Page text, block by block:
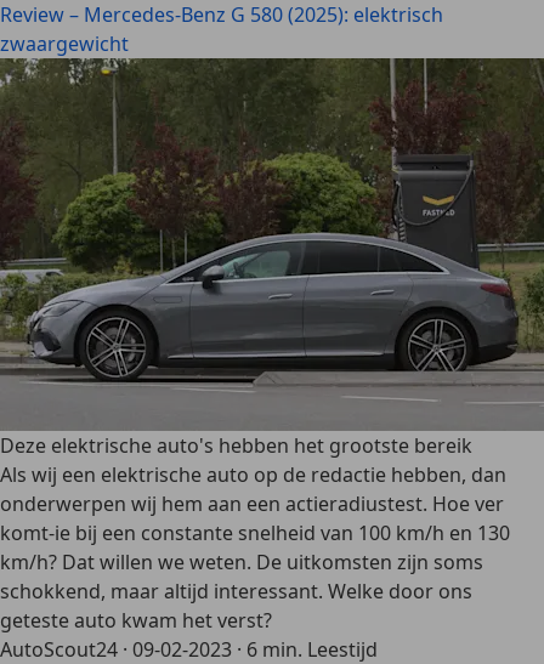
Review – Mercedes-Benz G 580 (2025): elektrisch
zwaargewicht
Deze elektrische auto's hebben het grootste bereik
Als wij een elektrische auto op de redactie hebben, dan
onderwerpen wij hem aan een actieradiustest. Hoe ver
komt-ie bij een constante snelheid van 100 km/h en 130
km/h? Dat willen we weten. De uitkomsten zijn soms
schokkend, maar altijd interessant. Welke door ons
geteste auto kwam het verst?
AutoScout24 · 09-02-2023 · 6 min. Leestijd